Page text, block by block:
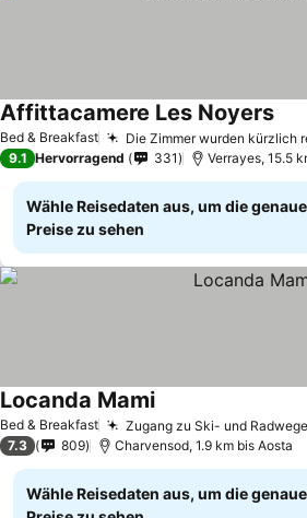
Bed & Breakfast
Affittacamere Les Noyers
9.1 Hervorragend 331 Verrayes, 15.5
Wähle Reisedaten aus, um die
Preise zu sehen
Bed & Breakfast Zugang zu Ski- und
Locanda Mami
7.3 809 Charvensod, 1.9 km bis Aosta
Wähle Reisedaten aus, um die